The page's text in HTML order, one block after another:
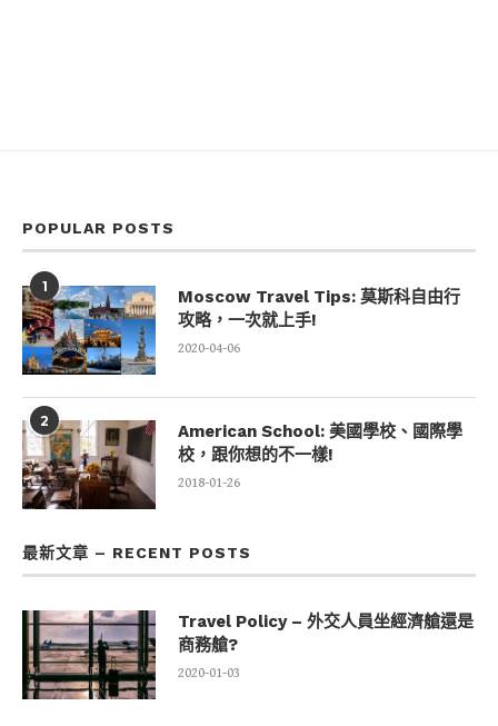
POPULAR POSTS
1
Moscow Travel Tips: 莫斯科自由行
攻略，一次就上手!
2020-04-06
2
American School: 美國學校、國際學
校，跟你想的不一樣!
2018-01-26
最新文章 – RECENT POSTS
Travel Policy – 外交人員坐經濟艙還是
商務艙?
2020-01-03